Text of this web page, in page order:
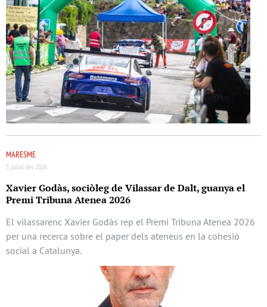
MARESME
3 juliol del 2026
Xavier Godàs, sociòleg de Vilassar de Dalt, guanya el
Premi Tribuna Atenea 2026
El vilassarenc Xavier Godàs rep el Premi Tribuna Atenea 2026
per una recerca sobre el paper dels ateneus en la cohesió
social a Catalunya.